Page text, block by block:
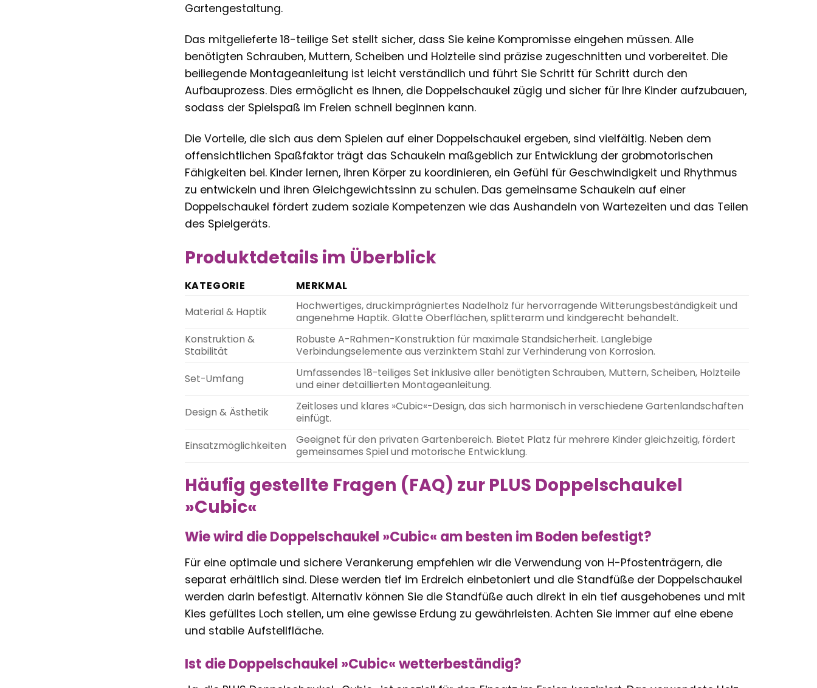
Gartengestaltung.
Das mitgelieferte 18-teilige Set stellt sicher, dass Sie keine Kompromisse eingehen müssen. Alle
benötigten Schrauben, Muttern, Scheiben und Holzteile sind präzise zugeschnitten und vorbereitet. Die
beiliegende Montageanleitung ist leicht verständlich und führt Sie Schritt für Schritt durch den
Aufbauprozess. Dies ermöglicht es Ihnen, die Doppelschaukel zügig und sicher für Ihre Kinder aufzubauen,
sodass der Spielspaß im Freien schnell beginnen kann.
Die Vorteile, die sich aus dem Spielen auf einer Doppelschaukel ergeben, sind vielfältig. Neben dem
offensichtlichen Spaßfaktor trägt das Schaukeln maßgeblich zur Entwicklung der grobmotorischen
Fähigkeiten bei. Kinder lernen, ihren Körper zu koordinieren, ein Gefühl für Geschwindigkeit und Rhythmus
zu entwickeln und ihren Gleichgewichtssinn zu schulen. Das gemeinsame Schaukeln auf einer
Doppelschaukel fördert zudem soziale Kompetenzen wie das Aushandeln von Wartezeiten und das Teilen
des Spielgeräts.
Produktdetails im Überblick
KATEGORIE
MERKMAL
Material & Haptik
Hochwertiges, druckimprägniertes Nadelholz für hervorragende Witterungsbeständigkeit und
angenehme Haptik. Glatte Oberflächen, splitterarm und kindgerecht behandelt.
Konstruktion &
Stabilität
Robuste A-Rahmen-Konstruktion für maximale Standsicherheit. Langlebige
Verbindungselemente aus verzinktem Stahl zur Verhinderung von Korrosion.
Set-Umfang
Umfassendes 18-teiliges Set inklusive aller benötigten Schrauben, Muttern, Scheiben, Holzteile
und einer detaillierten Montageanleitung.
Design & Ästhetik
Zeitloses und klares »Cubic«-Design, das sich harmonisch in verschiedene Gartenlandschaften
einfügt.
Einsatzmöglichkeiten
Geeignet für den privaten Gartenbereich. Bietet Platz für mehrere Kinder gleichzeitig, fördert
gemeinsames Spiel und motorische Entwicklung.
Häufig gestellte Fragen (FAQ) zur PLUS Doppelschaukel
»Cubic«
Wie wird die Doppelschaukel »Cubic« am besten im Boden befestigt?
Für eine optimale und sichere Verankerung empfehlen wir die Verwendung von H-Pfostenträgern, die
separat erhältlich sind. Diese werden tief im Erdreich einbetoniert und die Standfüße der Doppelschaukel
werden darin befestigt. Alternativ können Sie die Standfüße auch direkt in ein tief ausgehobenes und mit
Kies gefülltes Loch stellen, um eine gewisse Erdung zu gewährleisten. Achten Sie immer auf eine ebene
und stabile Aufstellfläche.
Ist die Doppelschaukel »Cubic« wetterbeständig?